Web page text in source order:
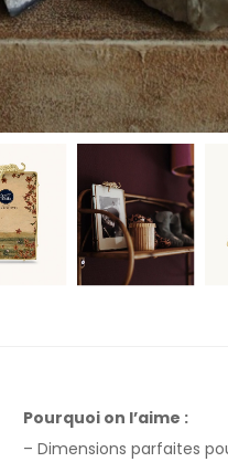
Pourquoi on l’aime :
– Dimensions parfaites